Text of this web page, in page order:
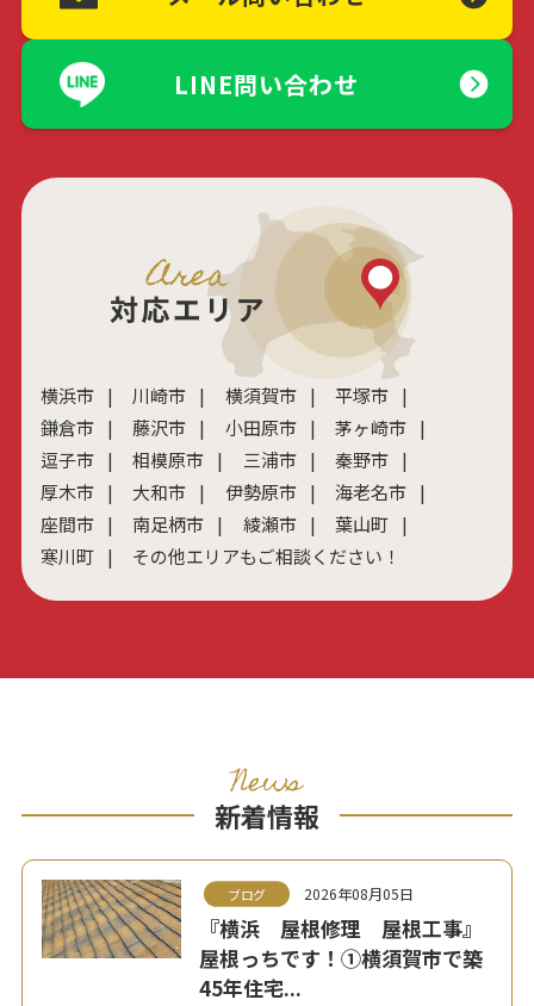
LINE問い合わせ
横浜市 川崎市 横須賀市
平塚市
鎌倉市
藤沢市 小田原市
茅ヶ崎市
逗子市
相模原市 三浦市
秦野市
厚木市
大和市 伊勢原市
海老名市
座間市
南足柄市 綾瀬市
葉山町
寒川町
その他エリアもご相談ください！
News
新着情報
ブログ 2026年08月05日
『横浜 屋根修理 屋根工事』
屋根っちです！①横須賀市で築
45年住宅...